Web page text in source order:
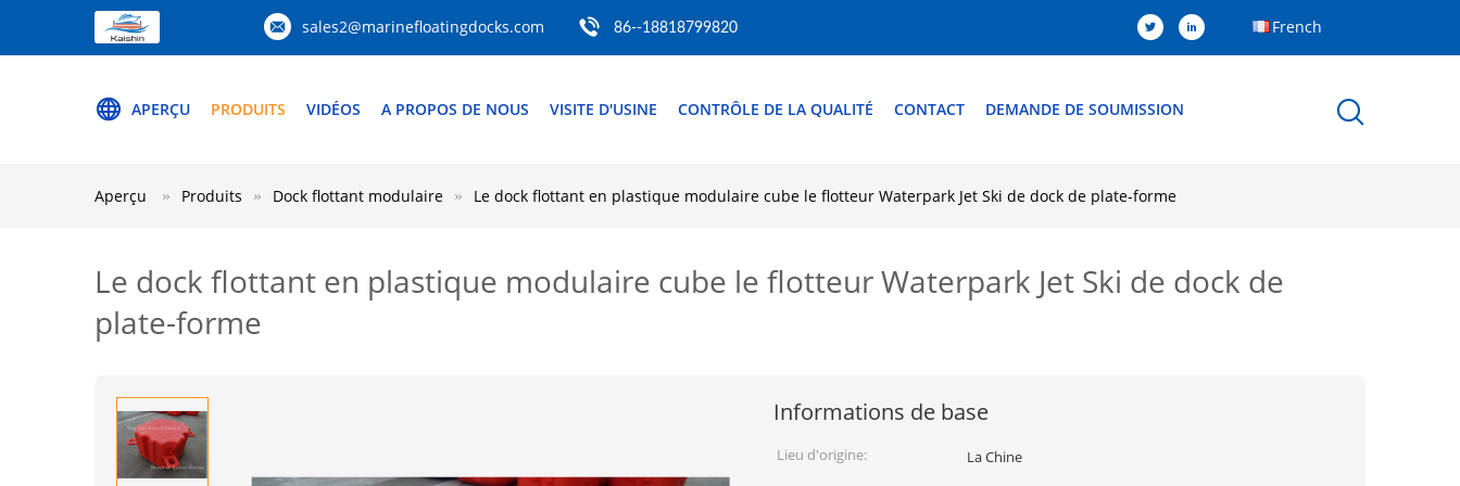
sales2@marinefloatingdocks.com 86--18818799820 French
APERÇU PRODUITS VIDÉOS A PROPOS DE NOUS VISITE D'USINE CONTRÔLE DE LA QUALITÉ CONTACT DEMANDE DE SOUMISSION
Aperçu Produits Dock flottant modulaire Le dock flottant en plastique modulaire cube le flotteur Waterpark Jet Ski de dock de plate-forme
Le dock flottant en plastique modulaire cube le flotteur Waterpark Jet Ski de dock de
plate-forme
Informations de base
Lieu d'origine:
La Chine